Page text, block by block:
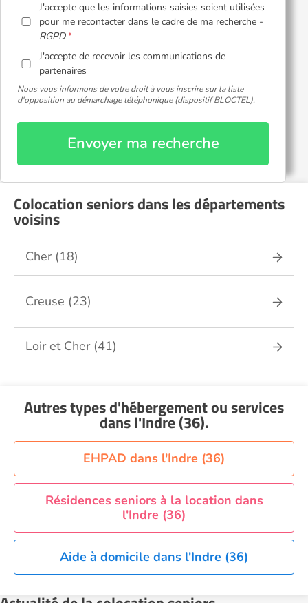
J'accepte que les informations saisies soient utilisées
pour me recontacter dans le cadre de ma recherche -
RGPD
J'accepte de recevoir les communications de
partenaires
Nous vous informons de votre droit à vous inscrire sur la liste
d'opposition au démarchage téléphonique (dispositif BLOCTEL).
Envoyer ma recherche
Colocation seniors dans les départements
voisins
Cher (18)
Creuse (23)
Loir et Cher (41)
Autres types d'hébergement ou services
dans l'Indre (36).
EHPAD dans l'Indre (36)
Résidences seniors à la location dans
l'Indre (36)
Aide à domicile dans l'Indre (36)